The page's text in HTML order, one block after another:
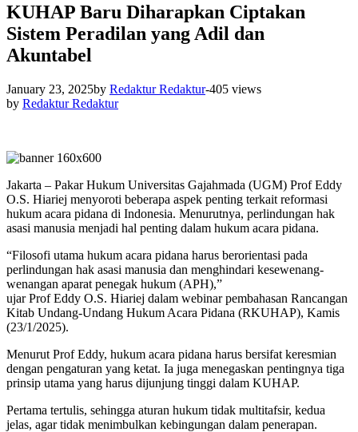
KUHAP Baru Diharapkan Ciptakan
Sistem Peradilan yang Adil dan
Akuntabel
January 23, 2025by Redaktur Redaktur-405 views
by Redaktur Redaktur
Jakarta – Pakar Hukum Universitas Gajahmada (UGM) Prof Eddy
O.S. Hiariej menyoroti beberapa aspek penting terkait reformasi
hukum acara pidana di Indonesia. Menurutnya, perlindungan hak
asasi manusia menjadi hal penting dalam hukum acara pidana.
“Filosofi utama hukum acara pidana harus berorientasi pada
perlindungan hak asasi manusia dan menghindari kesewenang-
wenangan aparat penegak hukum (APH),”
ujar Prof Eddy O.S. Hiariej dalam webinar pembahasan Rancangan
Kitab Undang-Undang Hukum Acara Pidana (RKUHAP), Kamis
(23/1/2025).
Menurut Prof Eddy, hukum acara pidana harus bersifat keresmian
dengan pengaturan yang ketat. Ia juga menegaskan pentingnya tiga
prinsip utama yang harus dijunjung tinggi dalam KUHAP.
Pertama tertulis, sehingga aturan hukum tidak multitafsir, kedua
jelas, agar tidak menimbulkan kebingungan dalam penerapan.